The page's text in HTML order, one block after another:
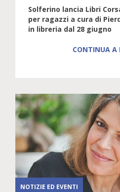
Solferino lancia Libri
per ragazzi a cura di
in libreria dal 28 giugno
CONTINUA A
NOTIZIE ED EVENTI